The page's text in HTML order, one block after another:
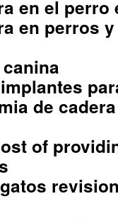
en el perro
en perros
de cadera
of